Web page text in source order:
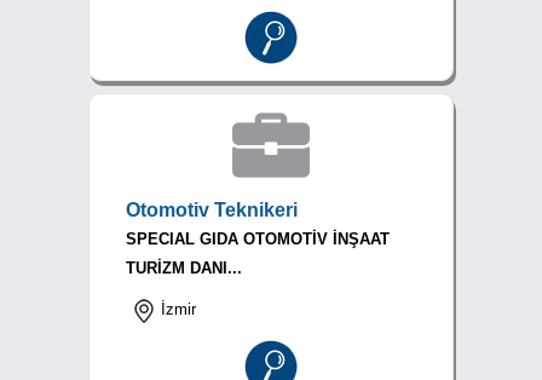
Otomotiv Teknikeri
SPECIAL GIDA OTOMOTİV İNŞAAT
TURİZM DANI...
İzmir